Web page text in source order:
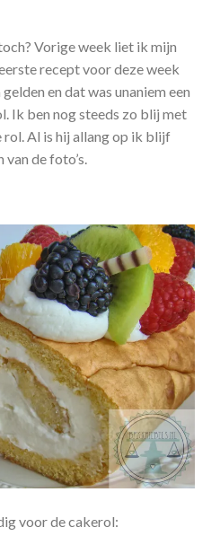
Vorige week liet ik mijn
recept voor deze week
en dat was unaniem een
Ik ben nog steeds zo blij met
rol. Al is hij allang op ik blijf
de foto’s.
voor de cakerol: